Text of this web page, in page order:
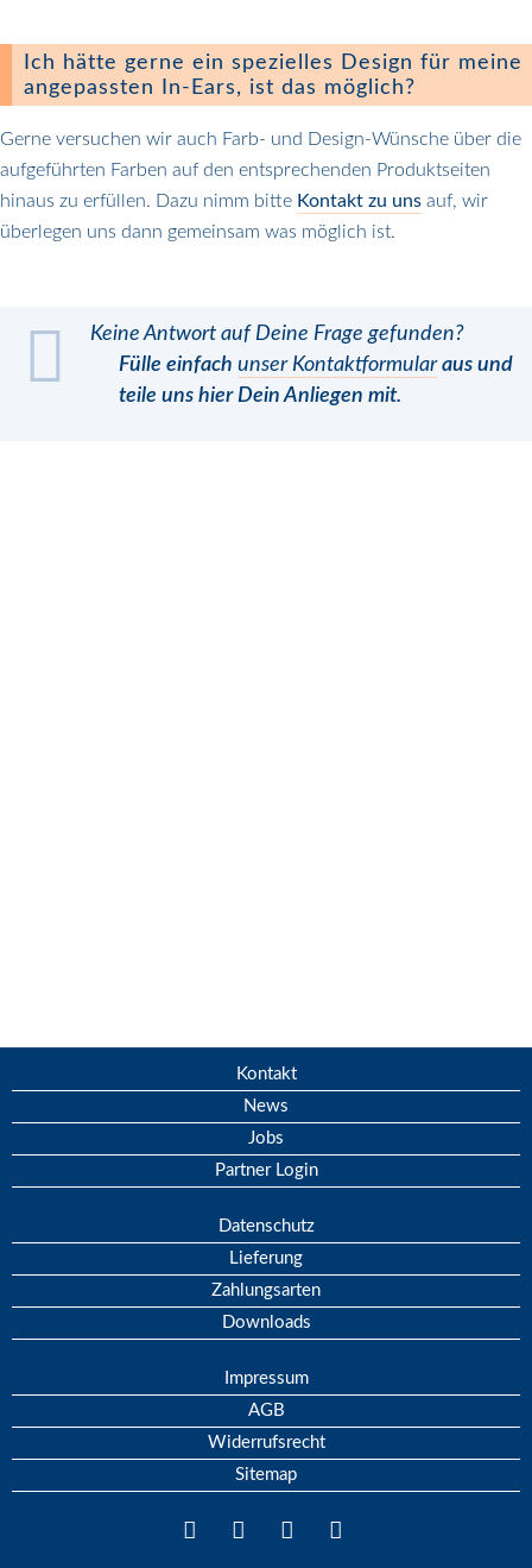
Ich hätte gerne ein spezielles Design für meine
angepassten In-Ears, ist das möglich?
Gerne versuchen wir auch Farb- und Design-Wünsche über die
aufgeführten Farben auf den entsprechenden Produktseiten
hinaus zu erfüllen. Dazu nimm bitte Kontakt zu uns auf, wir
überlegen uns dann gemeinsam was möglich ist.
Keine Antwort auf Deine Frage gefunden?
Fülle einfach unser Kontaktformularaus und
teile uns hier Dein Anliegen mit.
Kontakt
News
Jobs
Partner Login
Datenschutz
Lieferung
Zahlungsarten
Downloads
Impressum
AGB
Widerrufsrecht
Sitemap